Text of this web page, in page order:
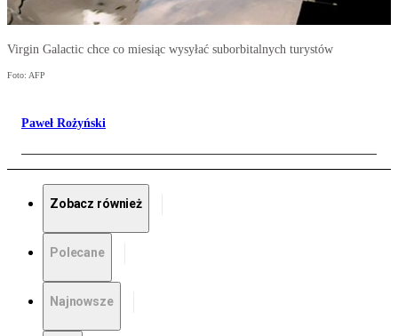
Virgin Galactic chce co miesiąc wysyłać suborbitalnych turystów
Foto: AFP
Paweł Rożyński
Zobacz również
Polecane
Najnowsze